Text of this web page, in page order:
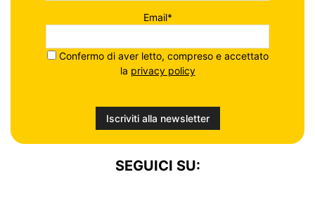
Email*
Confermo di aver letto, compreso e accettato
la privacy policy
SEGUICI SU: